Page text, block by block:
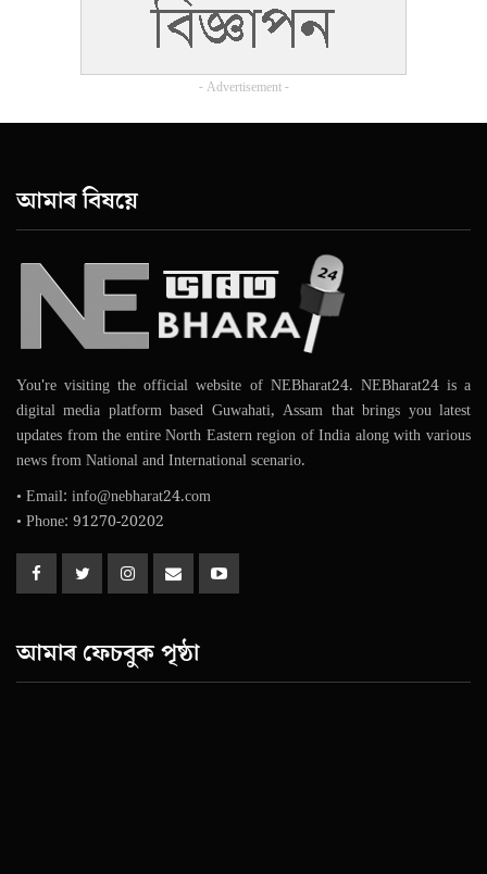
- Advertisement -
আমাৰ বিষয়ে
You're visiting the official website of NEBharat24. NEBharat24 is a
digital media platform based Guwahati, Assam that brings you latest
updates from the entire North Eastern region of India along with various
news from National and International scenario.
• Email: info@nebharat24.com
• Phone: 91270-20202
আমাৰ ফেচবুক পৃষ্ঠা